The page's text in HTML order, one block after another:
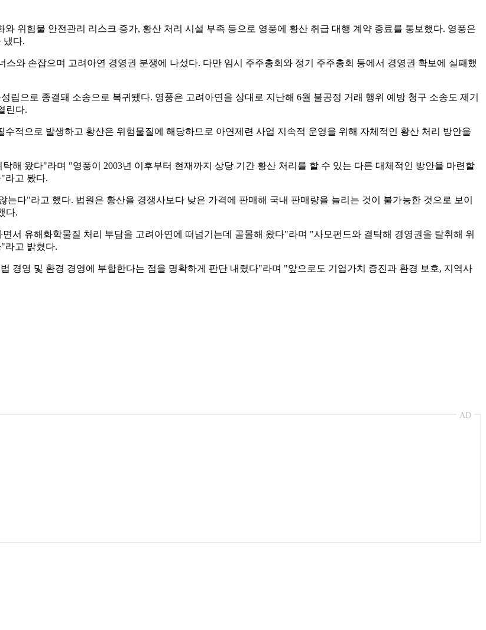
위험물 안전관리 리스크 증가, 황산 처리 시설 부족 등으로 영풍에 황산 취급 대행 계약 종료를 통보했다. 영풍은
냈다.
와 손잡으며 고려아연 경영권 분쟁에 나섰다. 다만 임시 주주총회와 정기 주주총회 등에서 경영권 확보에 실패했
으로 종결돼 소송으로 복귀됐다. 영풍은 고려아연을 상대로 지난해 6월 불공정 거래 행위 예방 청구 소송도 제기
린다.
적으로 발생하고 황산은 위험물질에 해당하므로 아연제련 사업 지속적 운영을 위해 자체적인 황산 처리 방안을
해 왔다"라며 "영풍이 2003년 이후부터 현재까지 상당 기간 황산 처리를 할 수 있는 다른 대체적인 방안을 마련할
라고 봤다.
다"라고 했다. 법원은 황산을 경쟁사보다 낮은 가격에 판매해 국내 판매량을 늘리는 것이 불가능한 것으로 보이
다.
서 유해화학물질 처리 부담을 고려아연에 떠넘기는데 골몰해 왔다"라며 "사모펀드와 결탁해 경영권을 탈취해 위
라고 밝혔다.
경영 및 환경 경영에 부합한다는 점을 명확하게 판단 내렸다"라며 "앞으로도 기업가치 증진과 환경 보호, 지역사
AD